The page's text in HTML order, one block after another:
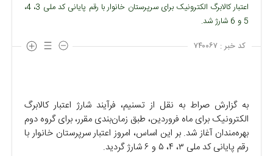
اعتبار کالابرگ الکترونیک برای سرپرستان خانوار با رقم پایانی کد ملی 3، 4،
5 و 6 شارژ شد.
کد خبر : ۷۴۰۰۶۷
به گزارش صراط به نقل از تسنیم، فرآیند شارژ اعتبار کالابرگ
الکترونیک برای ماه فروردین، طبق زمان‌بندی مقرر، برای گروه دوم
بهره‌مندان آغاز شد. بر این اساس، امروز اعتبار سرپرستان خانوار با
رقم پایانی کد ملی ۳، ۴، ۵ و ۶ شارژ گردید.